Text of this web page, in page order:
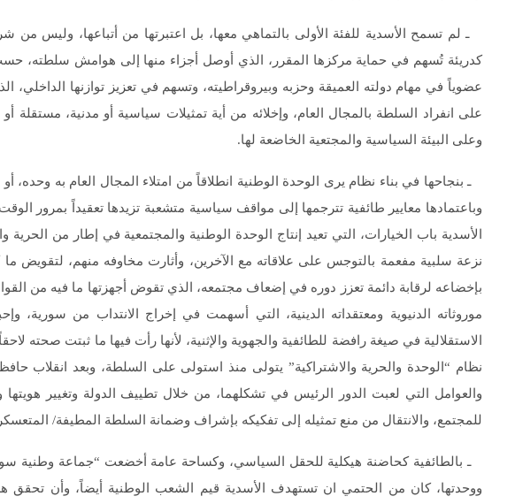
ـ لم تسمح الأسدية للفئة الأولى بالتماهي معها، بل اعتبرتها من أتباعها، وليس من
كدريئة تُسهم في حماية مركزها المقرر، الذي أوصل أجزاء منها إلى هوامش سلطته،
عضوياً في مهام دولته العميقة وحزبه وبيروقراطيته، وتسهم في تعزيز توازنها
على انفراد السلطة بالمجال العام، وإخلائه من أية تمثيلات سياسية أو مدنية،
وعلى البيئة السياسية والمجتعية الخاضعة لها.
ـ بنجاحها في بناء نظام يرى الوحدة الوطنية انطلاقاً من امتلاء المجال العام به
وباعتمادها معايير طائفية تترجمها إلى مواقف سياسية متشعبة تزيدها تعقيداً بمرور
الأسدية باب الخيارات، التي تعيد إنتاج الوحدة الوطنية والمجتمعية في إطار من
نزعة سلبية مفعمة بالتوجس على علاقاته مع الآخرين، وأثارت مخاوفه منهم، لتقويض
بإخضاعه لرقابة دائمة تعزز دوره في إضعاف مجتمعه، الذي تقوض أجهزتها ما فيه من
موروثاته الدنيوية ومعتقداته الدينية، التي أسهمت في إخراج الانتداب من سورية،
الاستقلالية في صيغة رافضة للطائفية والجهوية والإثنية، لأنها رأت فيها ما ثبتت صحته
والعوامل التي لعبت الدور الرئيس في تشكلهما، من خلال تطييف الدولة وتغيير هويتها
للمجتمع، والانتقال من منع تمثيله إلى تفكيكه بإشراف وضمانة السلطة المطيفة/
ـ بالطائفية كحاضنة هيكلية للحقل السياسي، وكساحة عامة أخضعت “جماعة وطنية
ووحدتها، كان من الحتمي ان تستهدف الأسدية قيم الشعب الوطنية أيضاً، وأن تحقق